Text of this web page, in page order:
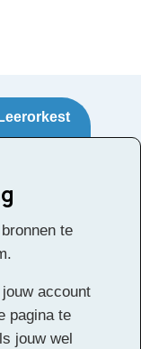
Leerorkest
aanmaken
Je registratie
te
account
pagina te
jouw wel